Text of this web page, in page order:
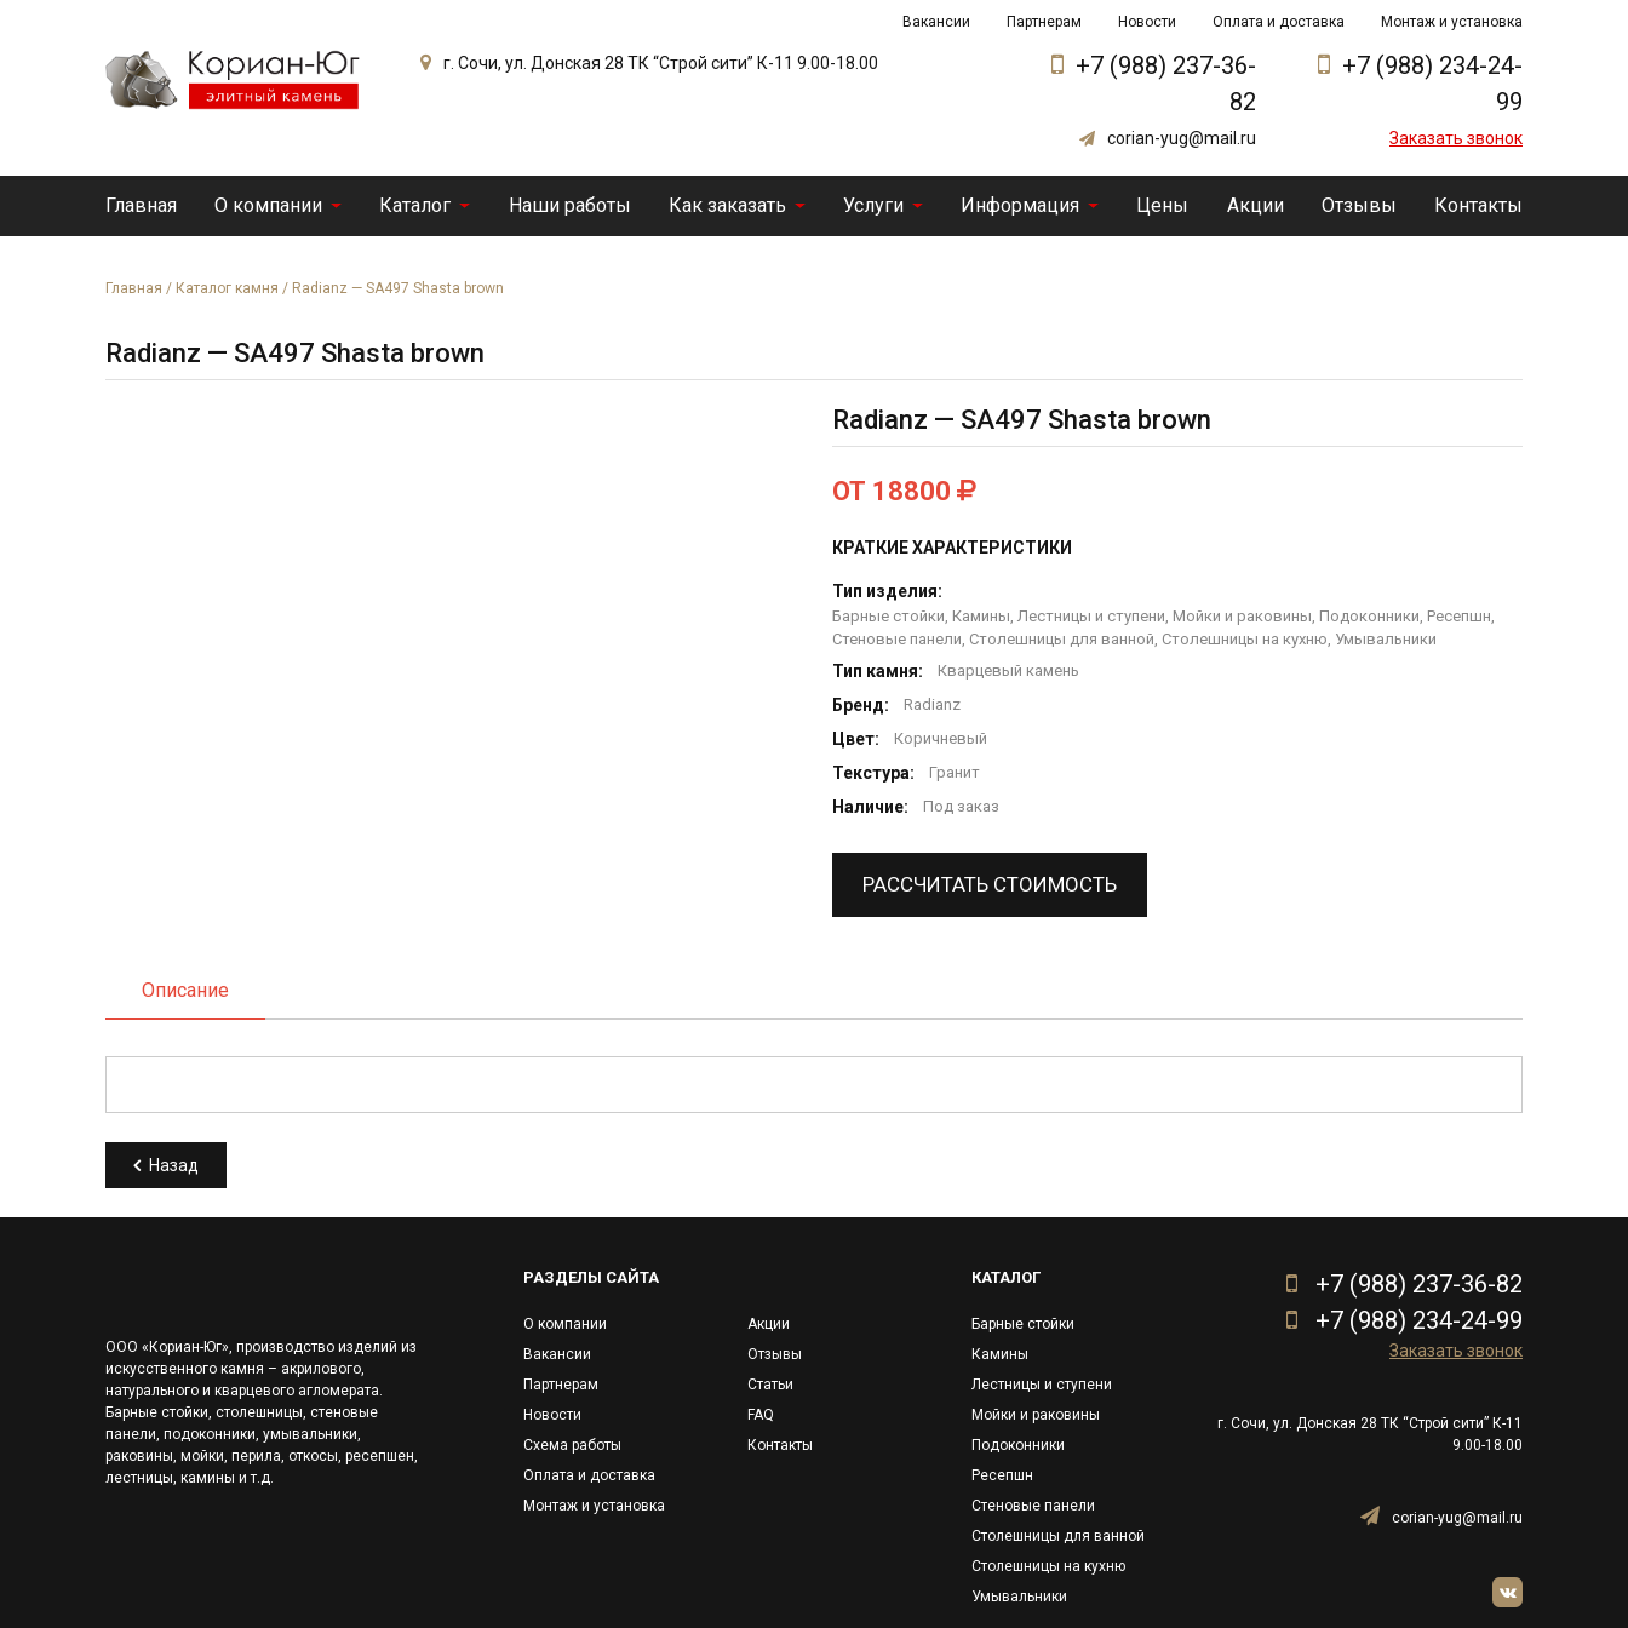
Вакансии Партнерам Новости Оплата и доставка Монтаж и установка
г. Сочи, ул. Донская 28 ТК “Строй сити” К-11 9.00-18.00
+7 (988) 237-36-
82
corian-yug@mail.ru
+7 (988) 234-24-
99
Заказать звонок
Главная О компании Каталог Наши работы Как заказать Услуги Информация Цены Акции Отзывы Контакты
Главная / Каталог камня / Radianz — SA497 Shasta brown
Radianz — SA497 Shasta brown
Radianz — SA497 Shasta brown
ОТ 18800
КРАТКИЕ ХАРАКТЕРИСТИКИ
Тип изделия:
Барные стойки, Камины, Лестницы и ступени, Мойки и раковины, Подоконники, Ресепшн,
Стеновые панели, Столешницы для ванной, Столешницы на кухню, Умывальники
Тип камня: Кварцевый камень
Бренд: Radianz
Цвет: Коричневый
Текстура: Гранит
Наличие: Под заказ
РАССЧИТАТЬ СТОИМОСТЬ
Описание
Назад
ООО «Кориан-Юг», производство изделий из
искусственного камня – акрилового,
натурального и кварцевого агломерата.
Барные стойки, столешницы, стеновые
панели, подоконники, умывальники,
раковины, мойки, перила, откосы, ресепшен,
лестницы, камины и т.д.
РАЗДЕЛЫ САЙТА
О компании
Вакансии
Партнерам
Новости
Схема работы
Оплата и доставка
Монтаж и установка
Акции
Отзывы
Статьи
FAQ
Контакты
КАТАЛОГ
Барные стойки
Камины
Лестницы и ступени
Мойки и раковины
Подоконники
Ресепшн
Стеновые панели
Столешницы для ванной
Столешницы на кухню
Умывальники
+7 (988) 237-36-82
+7 (988) 234-24-99
Заказать звонок
г. Сочи, ул. Донская 28 ТК “Строй сити” К-11
9.00-18.00
corian-yug@mail.ru